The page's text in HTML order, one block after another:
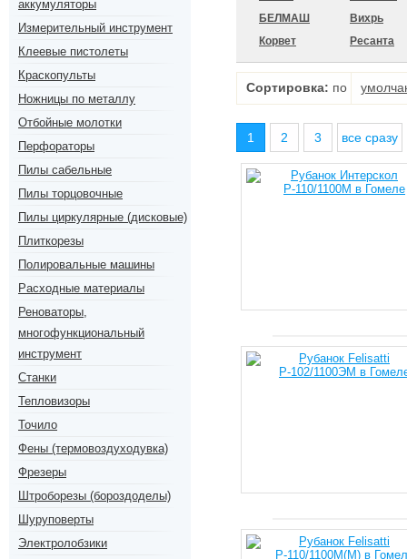
аккумуляторы
Измерительный инструмент
Клеевые пистолеты
Краскопульты
Ножницы по металлу
Отбойные молотки
Перфораторы
Пилы сабельные
Пилы торцовочные
Пилы циркулярные (дисковые)
Плиткорезы
Полировальные машины
Расходные материалы
Реноваторы,
многофункциональный
инструмент
Станки
Тепловизоры
Точило
Фены (термовоздуходувка)
Фрезеры
Штроборезы (бороздоделы)
Шуруповерты
Электролобзики
БЕЛМАШ
Вихрь
Корвет
Ресанта
Сортировка: по
1 2 3 все сразу